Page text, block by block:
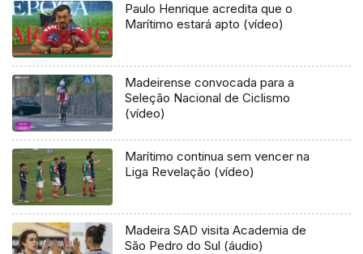
Paulo Henrique acredita que o
Marítimo estará apto (vídeo)
Madeirense convocada para a
Seleção Nacional de Ciclismo
(vídeo)
Marítimo continua sem vencer na
Liga Revelação (vídeo)
Madeira SAD visita Academia de
São Pedro do Sul (áudio)